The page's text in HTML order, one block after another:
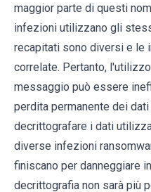
maggior parte di questi
infezioni utilizzano gli
recapitati sono diversi e le
correlate. Pertanto,
messaggio può essere
perdita permanente dei
decrittografare i dati
diverse infezioni
finiscano per danneggiare
decrittografia non sarà più